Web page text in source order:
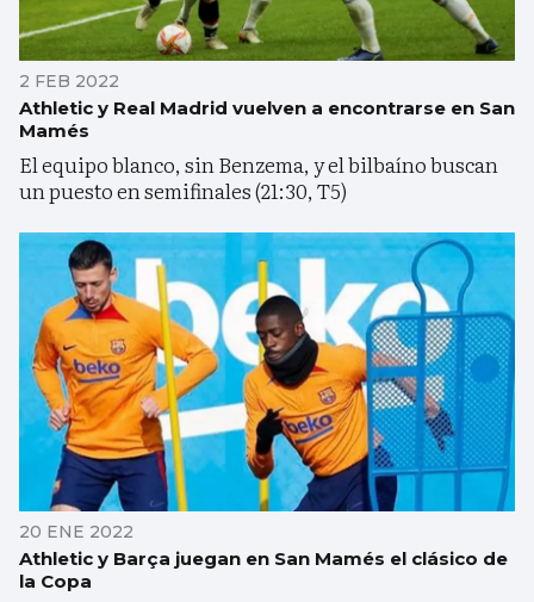
2 FEB 2022
Athletic y Real Madrid vuelven a encontrarse en San
Mamés
El equipo blanco, sin Benzema, y el bilbaíno buscan
un puesto en semifinales (21:30, T5)
20 ENE 2022
Athletic y Barça juegan en San Mamés el clásico de
la Copa